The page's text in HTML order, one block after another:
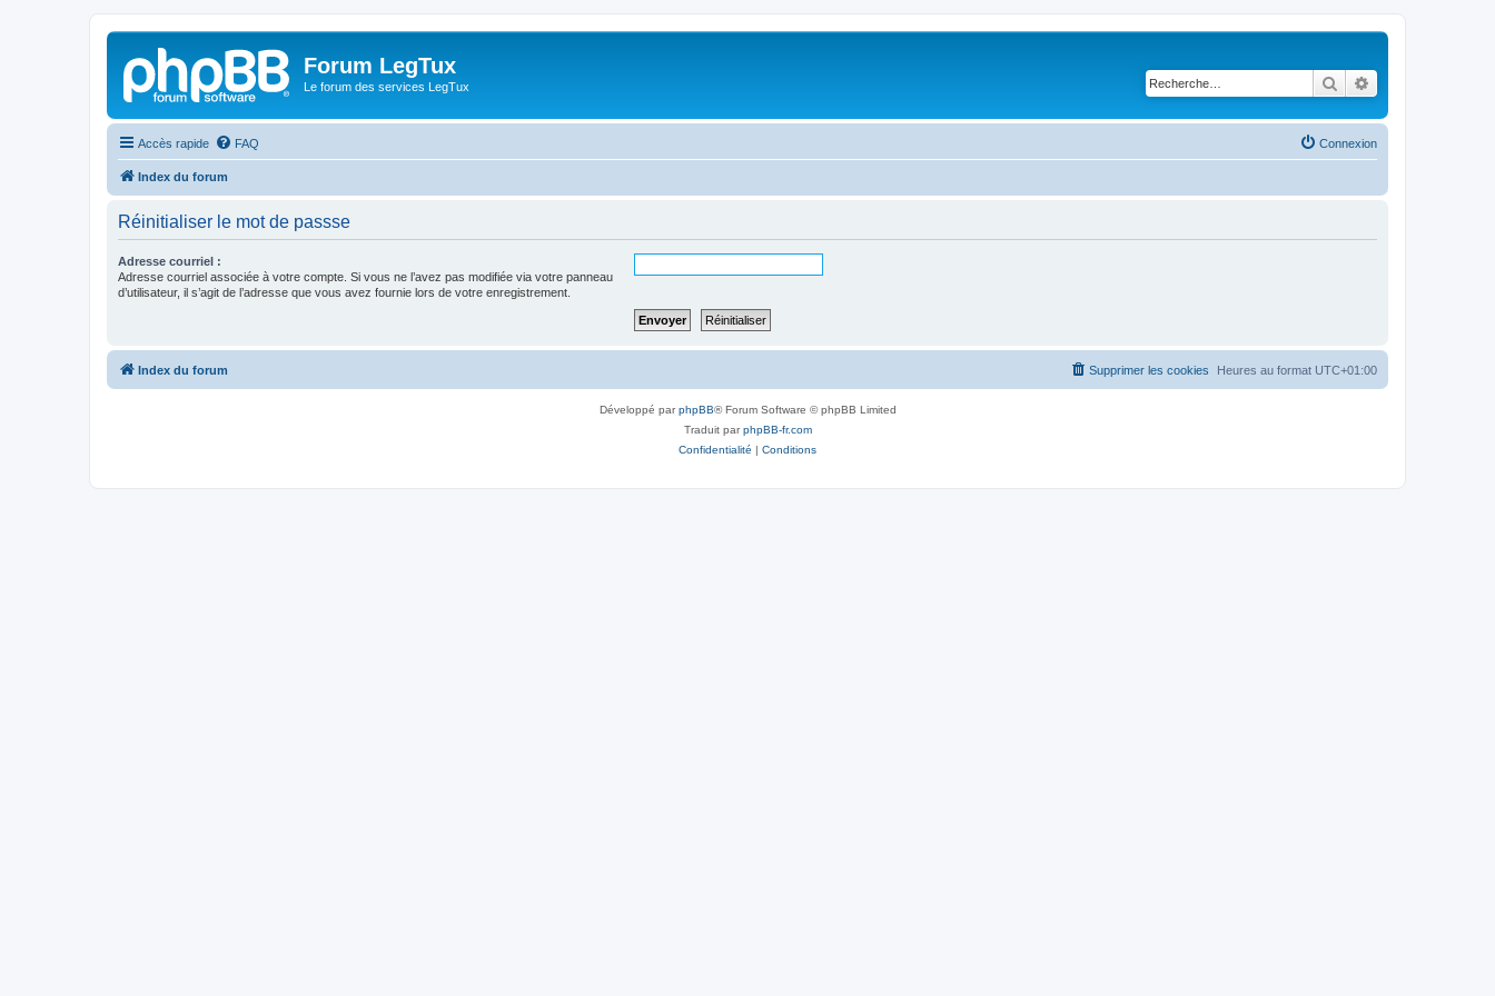
Forum LegTux
Le forum des services LegTux Rechercher
Accès rapide FAQ Connexion
Index du forum
Réinitialiser le mot de passse
Adresse courriel :
Adresse courriel associée à votre compte. Si vous ne l’avez pas modifiée via votre panneau
d’utilisateur, il s’agit de l’adresse que vous avez fournie lors de votre enregistrement.
Index du forum Heures au format UTC+01:00
Supprimer les cookies
Développé parphpBB® Forum Software © phpBB Limited
Traduit parphpBB-fr.com
Confidentialité | Conditions